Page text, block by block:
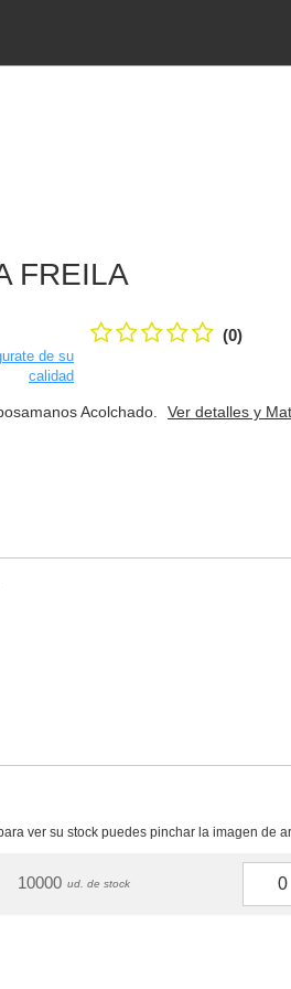
FREILA
(0)
de su
calidad
Acolchado. Ver detalles y
ver su stock puedes pinchar la imagen de
10000 ud. de stock